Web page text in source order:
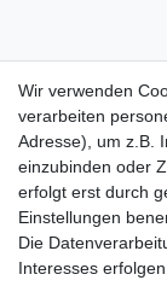
Wir verwenden
verarbeiten
Adresse), um z.B.
einzubinden oder
erfolgt erst durch
Einstellungen
Die
Interesses